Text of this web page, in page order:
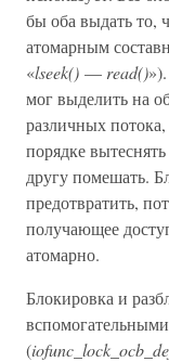
бы оба выдать то,
атомарным
«lseek() — read()
мог выделить на
различных
порядке
другу помешать.
предотвратить,
получающее
атомарно.
Блокировка и
(